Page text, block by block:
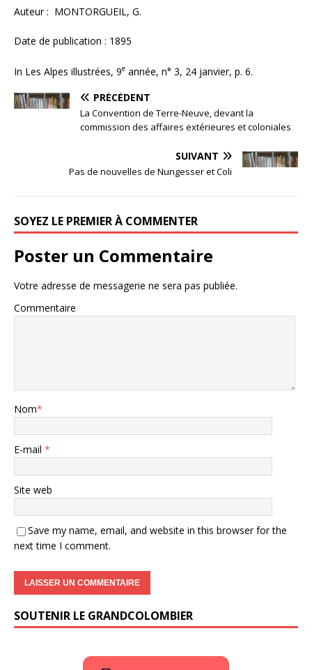
Auteur : MONTORGUEIL, G.
Date de publication : 1895
In Les Alpes illustrées, 9e année, n° 3, 24 janvier, p. 6.
PRÉCÉDENT
La Convention de Terre-Neuve, devant la
commission des affaires extérieures et coloniales
SUIVANT
Pas de nouvelles de Nungesser et Coli
SOYEZ LE PREMIER À COMMENTER
Poster un Commentaire
Votre adresse de messagerie ne sera pas publiée.
Commentaire
Nom*
E-mail *
Site web
Save my name, email, and website in this browser for the
next time I comment.
SOUTENIR LE GRANDCOLOMBIER